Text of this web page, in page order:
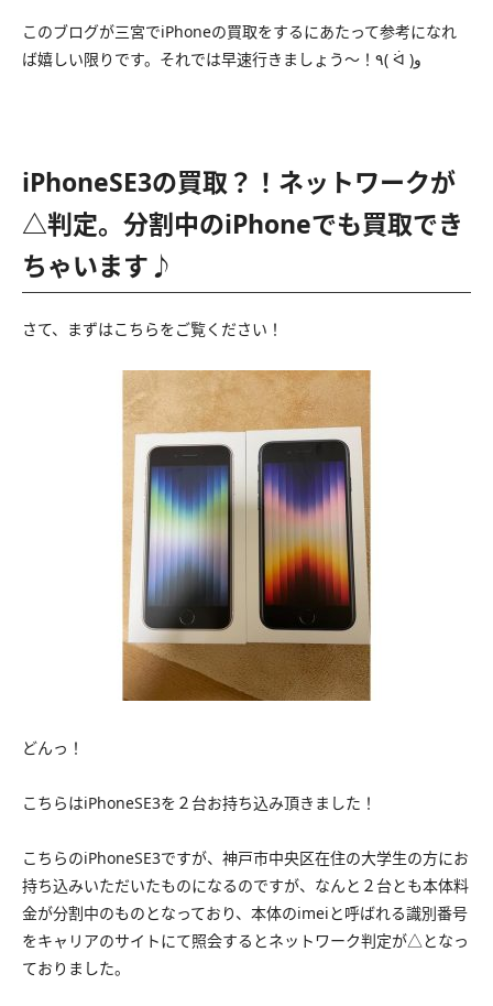
このブログが三宮でiPhoneの買取をするにあたって参考になれ
ば嬉しい限りです。それでは早速行きましょう〜！٩( ᐛ )و
iPhoneSE3の買取？！ネットワークが
△判定。分割中のiPhoneでも買取でき
ちゃいます♪
さて、まずはこちらをご覧ください！
どんっ！
こちらはiPhoneSE3を２台お持ち込み頂きました！
こちらのiPhoneSE3ですが、神戸市中央区在住の大学生の方にお
持ち込みいただいたものになるのですが、なんと２台とも本体料
金が分割中のものとなっており、本体のimeiと呼ばれる識別番号
をキャリアのサイトにて照会するとネットワーク判定が△となっ
ておりました。